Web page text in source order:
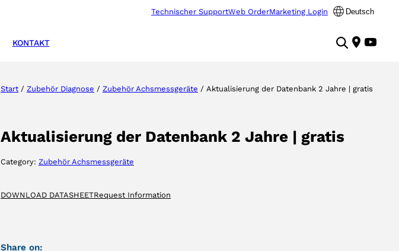
Technischer SupportWeb OrderMarketing Login Deutsch
KONTAKT
Start / Zubehör Diagnose / Zubehör Achsmessgeräte / Aktualisierung der Datenbank 2 Jahre | gratis
Aktualisierung der Datenbank 2 Jahre | gratis
Category: Zubehör Achsmessgeräte
DOWNLOAD DATASHEETRequest Information
Share on: